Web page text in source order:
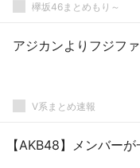
欅坂46まとめもり～
アジカンよりフジフ
V系まとめ速報
【AKB48】メンバー